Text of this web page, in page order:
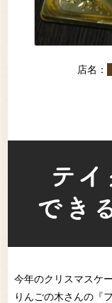
店名：
今年のクリスマスケー
りんごの木さんの『